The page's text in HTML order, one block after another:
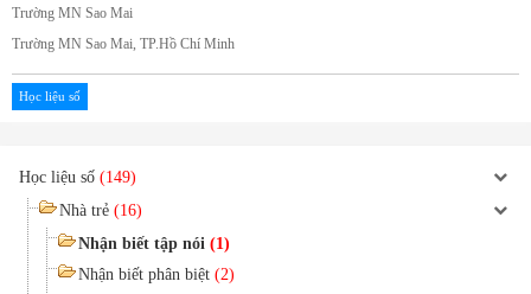
Trường MN Sao Mai
Trường MN Sao Mai, TP.Hồ Chí Minh
Học liệu số
Học liệu số (149)
Nhà trẻ (16)
Nhận biết tập nói (1)
Nhận biết phân biệt (2)